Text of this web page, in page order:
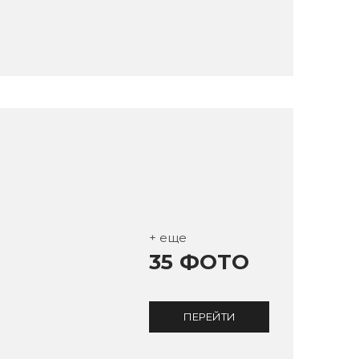
+ еще
35 ФОТО
ПЕРЕЙТИ